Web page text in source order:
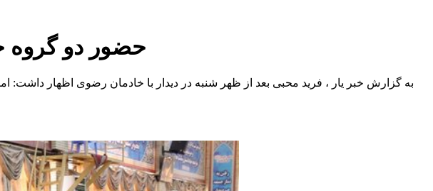
حضور دو گروه خادمان
به گزارش خبر یار ، فرید محبی بعد از ظهر شنبه در دیدار با خادمان رضوی اظهار